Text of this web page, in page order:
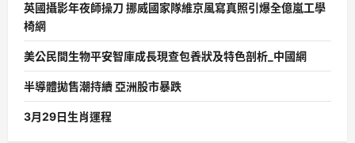
英國攝影年夜師操刀 挪威國家隊維京風寫真照引爆全億嵐工學
椅網
美公民間生物平安智庫成長現查包養狀及特色剖析_中國網
半導體拋售潮持續 亞洲股市暴跌
3月29日生肖運程